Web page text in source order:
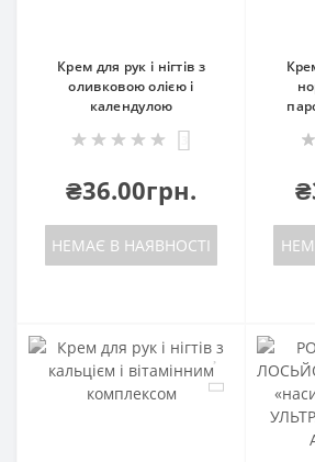
Крем для рук і нігтів з
оливковою олією і
календулою
₴36.00грн.
НЕМАЄ В НАЯВНОСТІ